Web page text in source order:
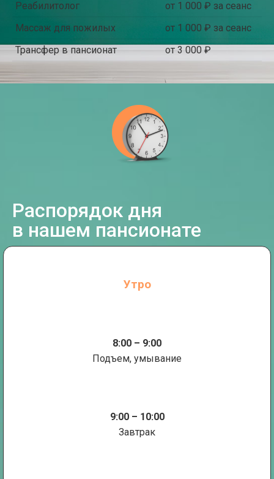
Реабилитолог
от 1 000 ₽ за сеанс
Массаж для пожилых
от 1 000 ₽ за сеанс
Трансфер в пансионат
от 3 000 ₽
Распорядок дня
в нашем пансионате
Утро
8:00 – 9:00
Подъем, умывание
9:00 – 10:00
Завтрак